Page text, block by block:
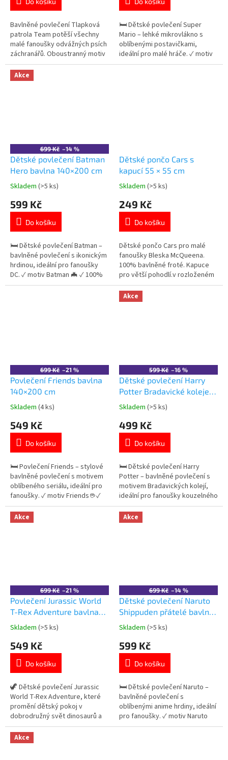
5,0
5
hvězdiček.
Bavlněné povlečení Tlapková
patrola Team potěší všechny
malé fanoušky odvážných psích
záchranářů. Oboustranný motiv
s oblíbenými hrdiny Tlapkové
patroly. 100% bavlna se
zapínáním na zip.Oficiální
5,0
5
hvězdiček.
🛏️ Dětské povlečení Super
Mario – lehké mikrovlákno s
oblíbenými postavičkami,
ideální pro malé hráče. ✓ motiv
Super Mario 🎮 ✓ jemné a lehké
Akce
699 Kč –14 %
Dětské povlečení Batman
Hero bavlna 140×200 cm
Průměrné
produktu
5,0
5
hvězdiček.
Skladem (>5 ks)
599 Kč
Do košíku
🛏️ Dětské povlečení Batman –
bavlněné povlečení s ikonickým
hrdinou, ideální pro fanoušky
DC. ✓ motiv Batman 🦇 ✓ 100%
bavlna – měkká a prodyšná ✓
Dětské pončo Cars s
kapucí 55 × 55 cm
Průměrné
produktu
5,0
5
hvězdiček.
Skladem (>5 ks)
249 Kč
Do košíku
Dětské pončo Cars pro malé
fanoušky Bleska McQueena.
100% bavlněné froté. Kapuce
pro větší pohodlí.v rozloženém
stavu 55 × 110 cm (po přeložení
55 × 55 cm + kapuce) Vhodné
pro děti přibližně od 2 do 7 let.
699 Kč –21 %
Povlečení Friends bavlna
140×200 cm
Průměrné
produktu
5,0
5
hvězdiček.
Skladem (4 ks)
549 Kč
Do košíku
🛏️ Povlečení Friends – stylové
bavlněné povlečení s motivem
oblíbeného seriálu, ideální pro
fanoušky. ✓ motiv Friends ☕ ✓
100% bavlna – měkká a
prodyšná ✓ oboustranný design
👉 Více bytových doplňků
Akce
599 Kč –16 %
Dětské povlečení Harry
Potter Bradavické koleje
bavlna 140×200 cm
Průměrné
produktu
5,0
5
hvězdiček.
Skladem (>5 ks)
499 Kč
Do košíku
🛏️ Dětské povlečení Harry
Potter – bavlněné povlečení s
motivem Bradavických kolejí,
ideální pro fanoušky kouzelného
světa. ✓ motiv Harry Potter 🪄 ✓
100% bavlna – měkká a
prodyšná ✓ oboustranný design
Akce
699 Kč –21 %
Povlečení Jurassic World
T-Rex Adventure bavlna
140x200
Průměrné
produktu
5,0
5
hvězdiček.
Skladem (>5 ks)
549 Kč
Do košíku
🦖 Dětské povlečení Jurassic
World T-Rex Adventure, které
promění dětský pokoj v
dobrodružný svět dinosaurů a
zpříjemní dětem každou noc. ✓
realistický motiv T-Rexe z filmu
Jurassic World ✓ 100% bavlna
Akce
699 Kč –14 %
Dětské povlečení Naruto
Shippuden přátelé bavlna
140×200 cm
Průměrné
produktu
5,0
5
hvězdiček.
Skladem (>5 ks)
599 Kč
Do košíku
🛏️ Dětské povlečení Naruto –
bavlněné povlečení s
oblíbenými anime hrdiny, ideální
pro fanoušky. ✓ motiv Naruto
Shippuden 🍥 ✓ 100% bavlna –
Akce